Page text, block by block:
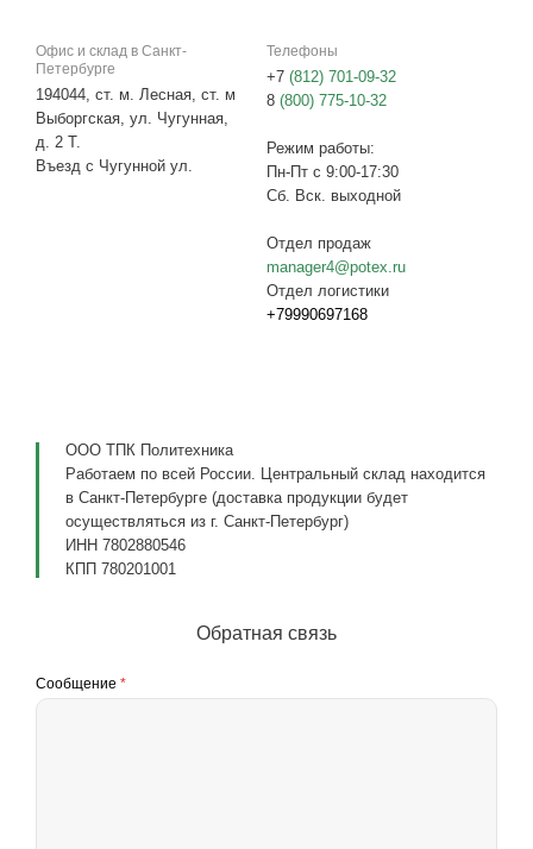
Офис и склад в Санкт-
Петербурге
194044, ст. м. Лесная, ст. м
Выборгская, ул. Чугунная,
д. 2 Т.
Въезд с Чугунной ул.
Телефоны
+7 (812) 701-09-32
8 (800) 775-10-32
Режим работы:
Пн-Пт с 9:00-17:30
Сб. Вск. выходной
Отдел продаж
manager4@potex.ru
Отдел логистики
+79990697168
ООО ТПК Политехника
Работаем по всей России. Центральный склад находится
в Санкт-Петербурге (доставка продукции будет
осуществляться из г. Санкт-Петербург)
ИНН 7802880546
КПП 780201001
Обратная связь
Сообщение *